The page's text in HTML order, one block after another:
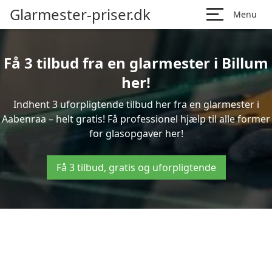
Glarmester-priser.dk Menu
Få 3 tilbud fra en glarmester i Billum
her!
Indhent 3 uforpligtende tilbud her fra en glarmester i
Aabenraa – helt gratis! Få professionel hjælp til alle former
for glasopgaver her!
Få 3 tilbud, gratis og uforpligtende